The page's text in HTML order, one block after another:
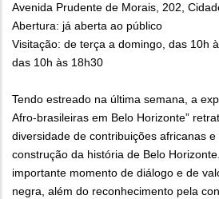
Avenida Prudente de Morais, 202,
Abertura: já aberta ao público
Visitação: de terça a domingo, das 10h
das 10h às 18h30
Tendo estreado na última semana, a
Afro-brasileiras em Belo Horizonte”
diversidade de contribuições africanas
construção da história de Belo
importante momento de diálogo e de
negra, além do reconhecimento pela